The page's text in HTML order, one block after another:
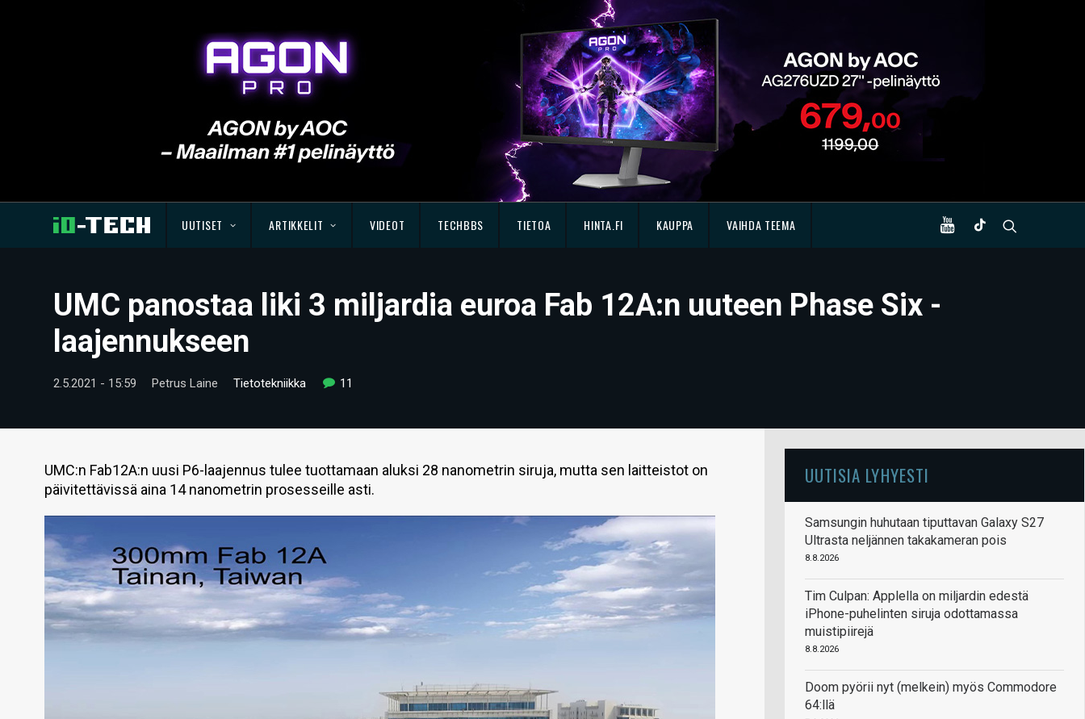
UUTISET ARTIKKELIT VIDEOT TECHBBS TIETOA HINTA.FI KAUPPA VAIHDA TEEMA
UMC panostaa liki 3 miljardia euroa Fab 12A:n uuteen Phase Six -
laajennukseen
2.5.2021 - 15:59 Petrus Laine Tietotekniikka 11
UMC:n Fab12A:n uusi P6-laajennus tulee tuottamaan aluksi 28 nanometrin siruja, mutta sen laitteistot on
päivitettävissä aina 14 nanometrin prosesseille asti.
UUTISIA LYHYESTI
Samsungin huhutaan tiputtavan Galaxy S27
Ultrasta neljännen takakameran pois
8.8.2026
Tim Culpan: Applella on miljardin edestä
iPhone-puhelinten siruja odottamassa
muistipiirejä
8.8.2026
Doom pyörii nyt (melkein) myös Commodore
64:llä